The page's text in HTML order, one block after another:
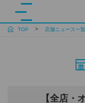
TOP 店舗ニュース一覧
【全店・